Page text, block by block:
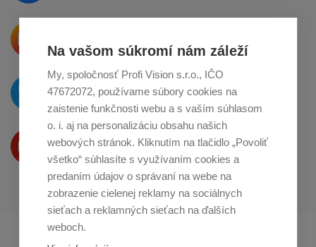
o zdieľanie naInstagrame
O novinkách píšeme
naTwitteri
Produkty Vám predstavujeme
na Youtube
Profikuchař.cz
Na vašom súkromí nám záleží
My, spoločnosť Profi Vision s.r.o., IČO
47672072, používame súbory cookies na
zaistenie funkčnosti webu a s vaším súhlasom
o. i. aj na personalizáciu obsahu našich
webových stránok. Kliknutím na tlačidlo „Povoliť
všetko“ súhlasíte s využívaním cookies a
predaním údajov o správaní na webe na
zobrazenie cielenej reklamy na sociálnych
sieťach a reklamných sieťach na ďalších
weboch.